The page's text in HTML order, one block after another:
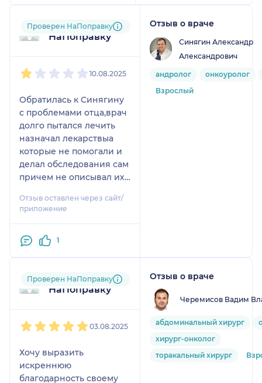
проявил невероятное
внимание к деталям,
каждую процедуру и
отвечая на все мои
уверенность и
мастерство вселили в
меня надежду и
спокойствие в этот
непростой период.
Милана Юрьевна, в
свою очередь,
оказалась не только
нным специалистом, но
и чутким человеком.
рассказать о моем
последствиях. Ее
понимание сыграли
ключевую роль в моем
эмоциональном
Пользователь
НаПоправку
Проверен НаПоправку
10.08.2025
Обратилась к Синягину
с проблемами отца,врач
долго пытался лечить
назначал лекарствыа
которые не помогали и
делал обследования сам
причем не описывал их
и ТРУЗИ без
описания,так и не
много
Отзыв оставлен через сайт/
приложение
1
Отзыв о враче
Синягин Александр
Александрович
андролог
онкоуролог
Взрослый
Пользователь
НаПоправку
Проверен НаПоправку
03.08.2025
Хочу выразить
искреннюю
благодарность своему
Отзыв о враче
Черемисов Вадим
абдоминальный хирург
хирург-онколог
торакальный хирург